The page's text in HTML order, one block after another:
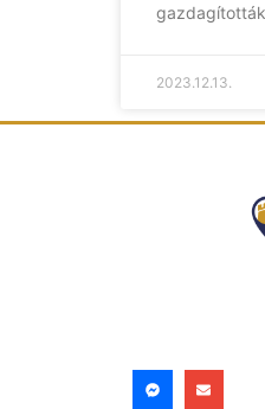
2023.12.13.